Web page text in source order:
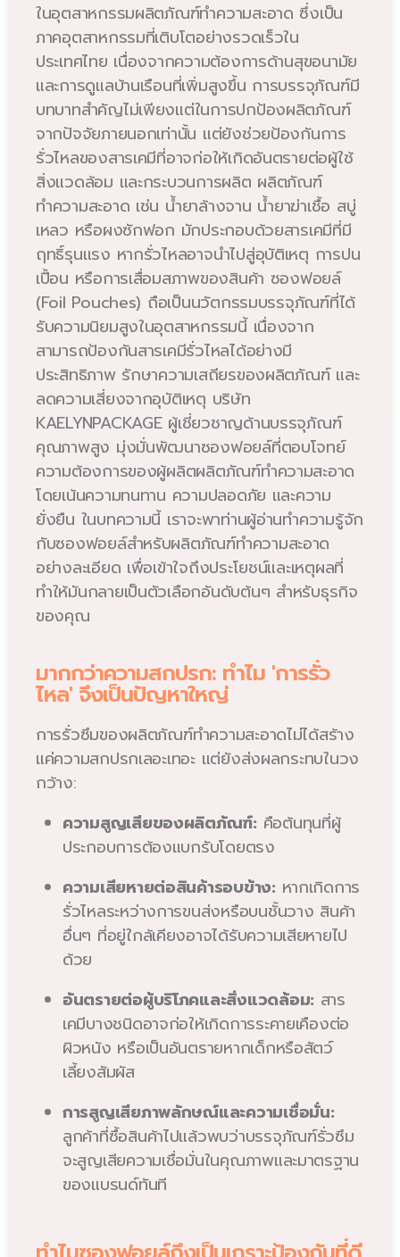
ในอุตสาหกรรมผลิตภัณฑ์ทำความสะอาด ซึ่งเป็น
ภาคอุตสาหกรรมที่เติบโตอย่างรวดเร็วใน
ประเทศไทย เนื่องจากความต้องการด้านสุขอนามัย
และการดูแลบ้านเรือนที่เพิ่มสูงขึ้น การบรรจุภัณฑ์มี
บทบาทสำคัญไม่เพียงแต่ในการปกป้องผลิตภัณฑ์
จากปัจจัยภายนอกเท่านั้น แต่ยังช่วยป้องกันการ
รั่วไหลของสารเคมีที่อาจก่อให้เกิดอันตรายต่อผู้ใช้
สิ่งแวดล้อม และกระบวนการผลิต ผลิตภัณฑ์
ทำความสะอาด เช่น น้ำยาล้างจาน น้ำยาฆ่าเชื้อ สบู่
เหลว หรือผงซักฟอก มักประกอบด้วยสารเคมีที่มี
ฤทธิ์รุนแรง หากรั่วไหลอาจนำไปสู่อุบัติเหตุ การปน
เปื้อน หรือการเสื่อมสภาพของสินค้า ซองฟอยล์
(Foil Pouches) ถือเป็นนวัตกรรมบรรจุภัณฑ์ที่ได้
รับความนิยมสูงในอุตสาหกรรมนี้ เนื่องจาก
สามารถป้องกันสารเคมีรั่วไหลได้อย่างมี
ประสิทธิภาพ รักษาความเสถียรของผลิตภัณฑ์ และ
ลดความเสี่ยงจากอุบัติเหตุ บริษัท
KAELYNPACKAGE ผู้เชี่ยวชาญด้านบรรจุภัณฑ์
คุณภาพสูง มุ่งมั่นพัฒนาซองฟอยล์ที่ตอบโจทย์
ความต้องการของผู้ผลิตผลิตภัณฑ์ทำความสะอาด
โดยเน้นความทนทาน ความปลอดภัย และความ
ยั่งยืน ในบทความนี้ เราจะพาท่านผู้อ่านทำความรู้จัก
กับซองฟอยล์สำหรับผลิตภัณฑ์ทำความสะอาด
อย่างละเอียด เพื่อเข้าใจถึงประโยชน์และเหตุผลที่
ทำให้มันกลายเป็นตัวเลือกอันดับต้นๆ สำหรับธุรกิจ
ของคุณ
มากกว่าความสกปรก: ทำไม 'การรั่ว
ไหล' จึงเป็นปัญหาใหญ่
การรั่วซึมของผลิตภัณฑ์ทำความสะอาดไม่ได้สร้าง
แค่ความสกปรกเลอะเทอะ แต่ยังส่งผลกระทบในวง
กว้าง:
ความสูญเสียของผลิตภัณฑ์: คือต้นทุนที่ผู้
ประกอบการต้องแบกรับโดยตรง
ความเสียหายต่อสินค้ารอบข้าง: หากเกิดการ
รั่วไหลระหว่างการขนส่งหรือบนชั้นวาง สินค้า
อื่นๆ ที่อยู่ใกล้เคียงอาจได้รับความเสียหายไป
ด้วย
อันตรายต่อผู้บริโภคและสิ่งแวดล้อม: สาร
เคมีบางชนิดอาจก่อให้เกิดการระคายเคืองต่อ
ผิวหนัง หรือเป็นอันตรายหากเด็กหรือสัตว์
เลี้ยงสัมผัส
การสูญเสียภาพลักษณ์และความเชื่อมั่น:
ลูกค้าที่ซื้อสินค้าไปแล้วพบว่าบรรจุภัณฑ์รั่วซึม
จะสูญเสียความเชื่อมั่นในคุณภาพและมาตรฐาน
ของแบรนด์ทันที